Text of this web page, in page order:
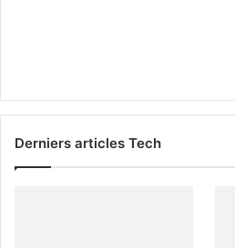
Derniers articles Tech